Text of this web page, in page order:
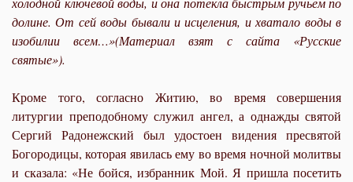
долине. От сей воды бывали и исцеления, и хватало воды в
изобилии всем…»(Материал взят с сайта «Русские
святые»).
Кроме того, согласно Житию, во время совершения
литургии преподобному служил ангел, а однажды святой
Сергий Радонежский был удостоен видения пресвятой
Богородицы, которая явилась ему во время ночной молитвы
и сказала: «Не бойся, избранник Мой. Я пришла посетить